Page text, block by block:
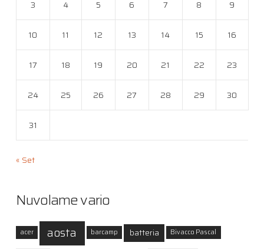
3 4 5 6 7 8 9
10 11 12 13 14 15 16
17 18 19 20 21 22 23
24 25 26 27 28 29 30
31
« Set
Nuvolame vario
acer aosta barcamp batteria Bivacco Pascal